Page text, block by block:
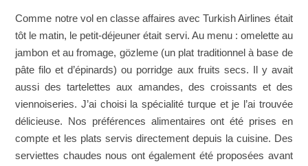
Comme notre vol en classe affaires avec Turkish Airlines était
tôt le matin, le petit-déjeuner était servi. Au menu : omelette au
jambon et au fromage, gözleme (un plat traditionnel à base de
pâte filo et d’épinards) ou porridge aux fruits secs. Il y avait
aussi des tartelettes aux amandes, des croissants et des
viennoiseries. J’ai choisi la spécialité turque et je l’ai trouvée
délicieuse. Nos préférences alimentaires ont été prises en
compte et les plats servis directement depuis la cuisine. Des
serviettes chaudes nous ont également été proposées avant